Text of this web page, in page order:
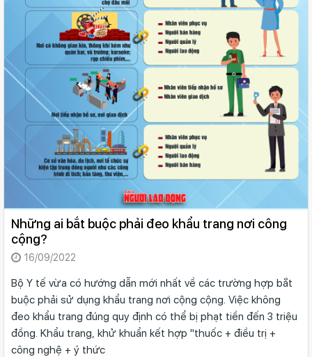
Những ai bắt buộc phải đeo khẩu trang nơi công
cộng?
16/09/2022
Bộ Y tế vừa có hướng dẫn mới nhất về các trường hợp bắt
buộc phải sử dụng khẩu trang nơi cộng cộng. Việc không
đeo khẩu trang đúng quy định có thể bị phạt tiền đến 3 triệu
đồng. Khẩu trang, khử khuẩn kết hợp "thuốc + điều trị +
công nghệ + ý thức